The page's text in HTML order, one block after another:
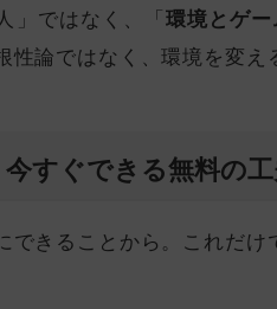
」ではなく、「環境とゲ
論ではなく、環境を変え
すぐできる無料の
できることから。これだけ